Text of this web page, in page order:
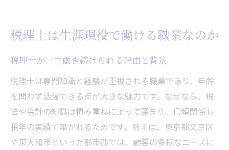
ント
備
定年後の安心を支える税理士選びの極意
定年後も安心できる税理士選びの鉄則
将来を見据えた税理士との長期的な関係構
築
税理士は生涯現役で働ける職業なのか
税理士が一生働き続けられる理由と背景
税理士は専門知識と経験が重視される職業であり、年齢
を問わず活躍できる点が大きな魅力です。なぜなら、税
法や会計の知識は積み重ねによって深まり、信頼関係も
長年の実績で築かれるためです。例えば、東京都文京区
や東大和市といった都市部では、顧客の多様なニーズに